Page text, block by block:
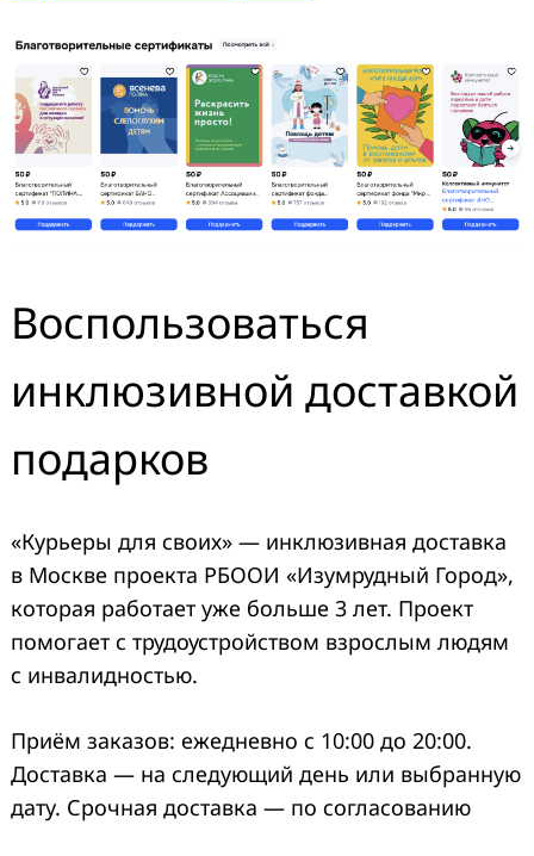
Воспользоваться
инклюзивной доставкой
подарков
«Курьеры для своих» — инклюзивная доставка
в Москве проекта РБООИ «Изумрудный Город»,
которая работает уже больше 3 лет. Проект
помогает с трудоустройством взрослым людям
с инвалидностью.
Приём заказов: ежедневно с 10:00 до 20:00.
Доставка — на следующий день или выбранную
дату. Срочная доставка — по согласованию